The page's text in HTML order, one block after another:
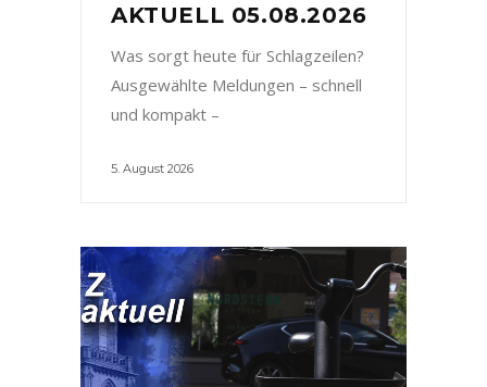
AKTUELL 05.08.2026
Was sorgt heute für Schlagzeilen?
Ausgewählte Meldungen – schnell
und kompakt –
5. August 2026